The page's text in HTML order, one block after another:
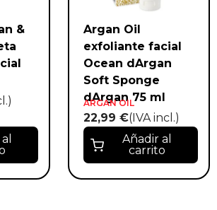
&
Argan Oil
exfoliante facial
Ocean dArgan
Soft Sponge
dArgan 75 ml
ARGAN OIL
22,99 €(IVA incl.)
Añadir al
carrito